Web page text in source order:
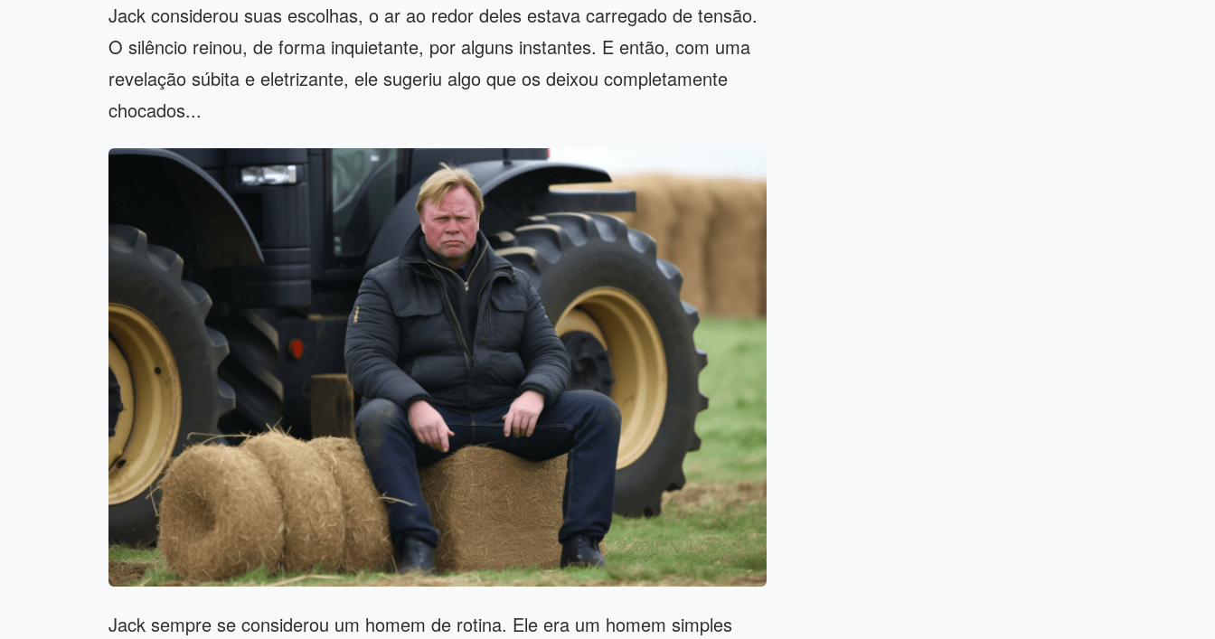
Jack considerou suas escolhas, o ar ao redor deles estava carregado de tensão.
O silêncio reinou, de forma inquietante, por alguns instantes. E então, com uma
revelação súbita e eletrizante, ele sugeriu algo que os deixou completamente
chocados...
Jack sempre se considerou um homem de rotina. Ele era um homem simples